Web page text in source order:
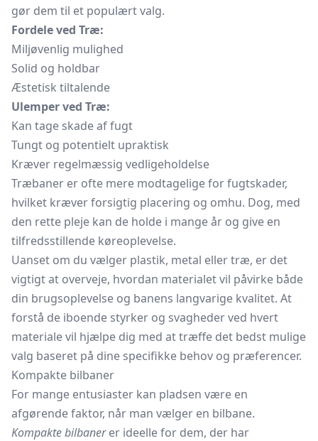
gør dem til et populært valg.
Fordele ved Træ:
Miljøvenlig mulighed
Solid og holdbar
Æstetisk tiltalende
Ulemper ved Træ:
Kan tage skade af fugt
Tungt og potentielt upraktisk
Kræver regelmæssig vedligeholdelse
Træbaner er ofte mere modtagelige for fugtskader,
hvilket kræver forsigtig placering og omhu. Dog, med
den rette pleje kan de holde i mange år og give en
tilfredsstillende køreoplevelse.
Uanset om du vælger plastik, metal eller træ, er det
vigtigt at overveje, hvordan materialet vil påvirke både
din brugsoplevelse og banens langvarige kvalitet. At
forstå de iboende styrker og svagheder ved hvert
materiale vil hjælpe dig med at træffe det bedst mulige
valg baseret på dine specifikke behov og præferencer.
Kompakte bilbaner
For mange entusiaster kan pladsen være en
afgørende faktor, når man vælger en bilbane.
Kompakte bilbanerer ideelle for dem, der har